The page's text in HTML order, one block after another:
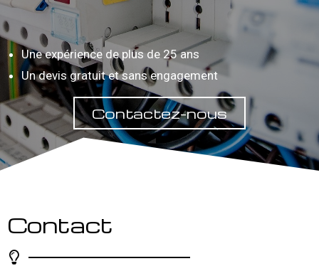
Une expérience de plus de 25 ans
Un devis gratuit et sans engagement
Contactez-nous
Contact